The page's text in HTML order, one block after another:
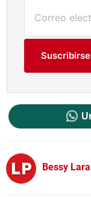
Suscribirse
Bessy